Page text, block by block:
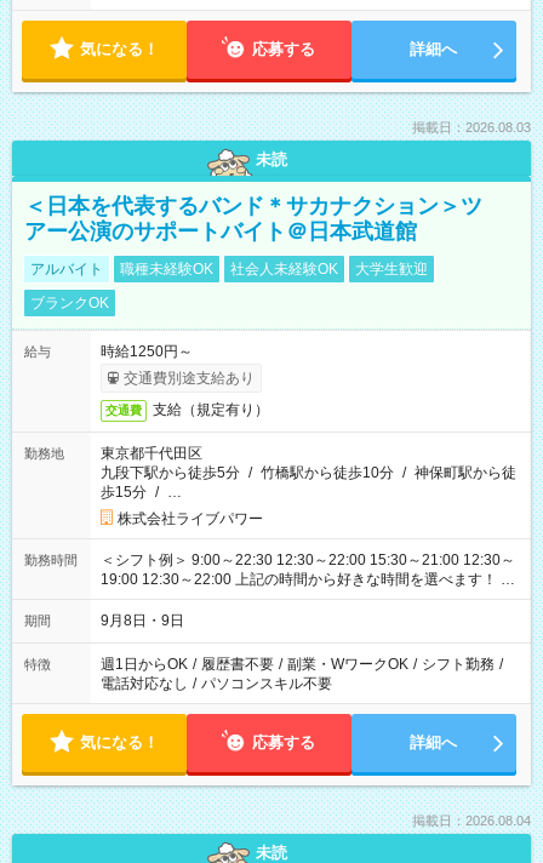
気になる！ 応募する 詳細へ
掲載日：2026.08.03
未読
＜日本を代表するバンド＊サカナクション＞ツ
アー公演のサポートバイト＠日本武道館
アルバイト 職種未経験OK 社会人未経験OK
大学生歓迎
ブランクOK
給与
時給1250円～
交通費別途支給あり
交通費 支給（規定有り）
勤務地
東京都千代田区
九段下駅から徒歩5分 / 竹橋駅から徒歩10分 / 神保町駅から徒
歩15分 / …
株式会社ライブパワー
勤務時間
＜シフト例＞ 9:00～22:30 12:30～22:00 15:30～21:00 12:30～
19:00 12:30～22:00 上記の時間から好きな時間を選べます！ ※
時間は変更となる可能性があります
期間 9月8日・9日
特徴 週1日からOK / 履歴書不要 / 副業・WワークOK / シフト勤務 /
電話対応なし / パソコンスキル不要
気になる！ 応募する 詳細へ
掲載日：2026.08.04
未読